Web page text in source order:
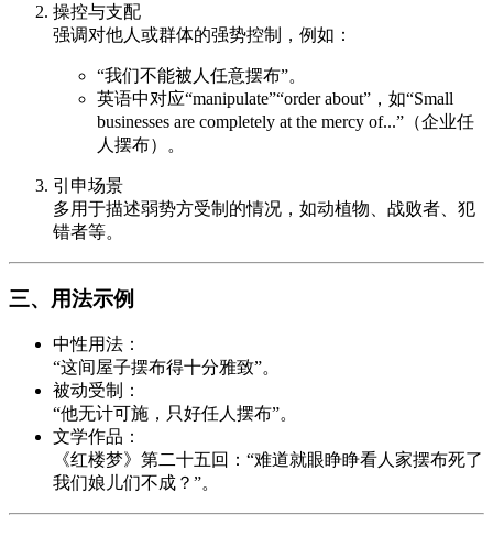
操控与支配
强调对他人或群体的强势控制，例如：
“我们不能被人任意摆布”。
英语中对应“manipulate”“order about”，如“Small
businesses are completely at the mercy of...”（企业任
人摆布）。
引申场景
多用于描述弱势方受制的情况，如动植物、战败者、犯
错者等。
三、用法示例
中性用法：
“这间屋子摆布得十分雅致”。
被动受制：
“他无计可施，只好任人摆布”。
文学作品：
《红楼梦》第二十五回：“难道就眼睁睁看人家摆布死了
我们娘儿们不成？”。